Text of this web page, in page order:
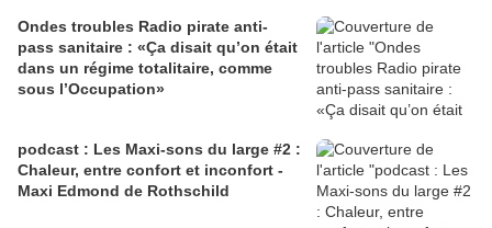
Ondes troubles Radio pirate anti-
pass sanitaire : «Ça disait qu’on était
dans un régime totalitaire, comme
sous l’Occupation»
podcast : Les Maxi-sons du large #2 :
Chaleur, entre confort et inconfort -
Maxi Edmond de Rothschild